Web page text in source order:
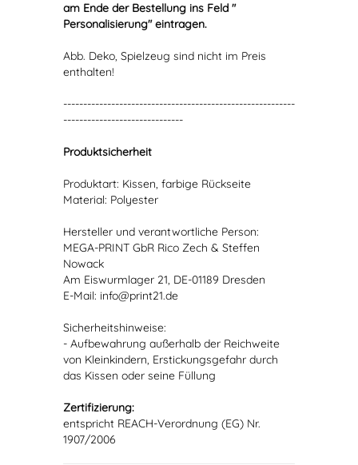
am Ende der Bestellung ins Feld "
Personalisierung" eintragen.
Abb. Deko, Spielzeug sind nicht im Preis
enthalten!
----------------------------------------------------------
------------------------------
Produktsicherheit
Produktart: Kissen, farbige Rückseite
Material: Polyester
Hersteller und verantwortliche Person:
MEGA-PRINT GbR Rico Zech & Steffen
Nowack
Am Eiswurmlager 21, DE-01189 Dresden
E-Mail: info@print21.de
Sicherheitshinweise:
- Aufbewahrung außerhalb der Reichweite
von Kleinkindern, Erstickungsgefahr durch
das Kissen oder seine Füllung
Zertifizierung:
entspricht REACH-Verordnung (EG) Nr.
1907/2006